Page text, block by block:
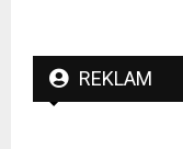
REKLAM